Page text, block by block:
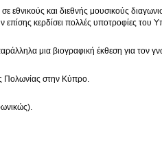
εθνικούς και διεθνής μουσικούς
κερδίσει πολλές υποτροφίες του
μια βιογραφική έκθεση για τον
Πολωνίας στην Κύπρο.